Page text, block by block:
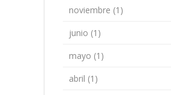
noviembre (1)
junio (1)
mayo (1)
abril (1)